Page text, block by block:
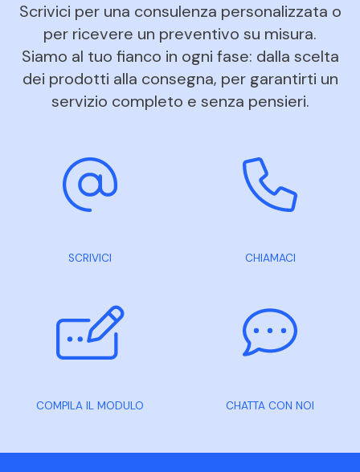
Scrivici per una consulenza personalizzata o
per ricevere un preventivo su misura.
Siamo al tuo fianco in ogni fase: dalla scelta
dei prodotti alla consegna, per garantirti un
servizio completo e senza pensieri.
SCRIVICI CHIAMACI
COMPILA IL MODULO CHATTA CON NOI